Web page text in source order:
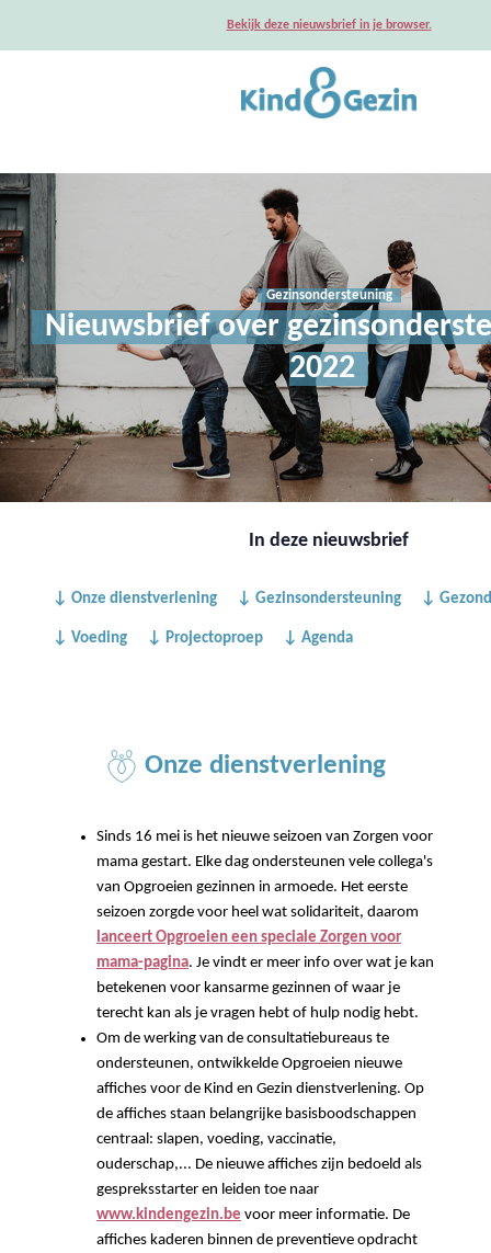
Bekijk deze nieuwsbrief in je browser.
Gezinsondersteuning
Nieuwsbrief over
2022
In deze nieuwsbrief
↓ Onze dienstverlening ↓ Gezinsondersteuning ↓
↓ Voeding ↓ Projectoproep ↓ Agenda
Onze dienstverlening
Sinds 16 mei is het nieuwe seizoen van Zorgen voor
mama gestart. Elke dag ondersteunen vele collega's
van Opgroeien gezinnen in armoede. Het eerste
seizoen zorgde voor heel wat solidariteit, daarom
lanceert Opgroeien een speciale Zorgen voor
mama-pagina. Je vindt er meer info over wat je kan
betekenen voor kansarme gezinnen of waar je
terecht kan als je vragen hebt of hulp nodig hebt.
Om de werking van de consultatiebureaus te
ondersteunen, ontwikkelde Opgroeien nieuwe
affiches voor de Kind en Gezin dienstverlening. Op
de affiches staan belangrijke basisboodschappen
centraal: slapen, voeding, vaccinatie,
ouderschap,... De nieuwe affiches zijn bedoeld als
gespreksstarter en leiden toe naar
www.kindengezin.be voor meer informatie. De
affiches kaderen binnen de preventieve opdracht